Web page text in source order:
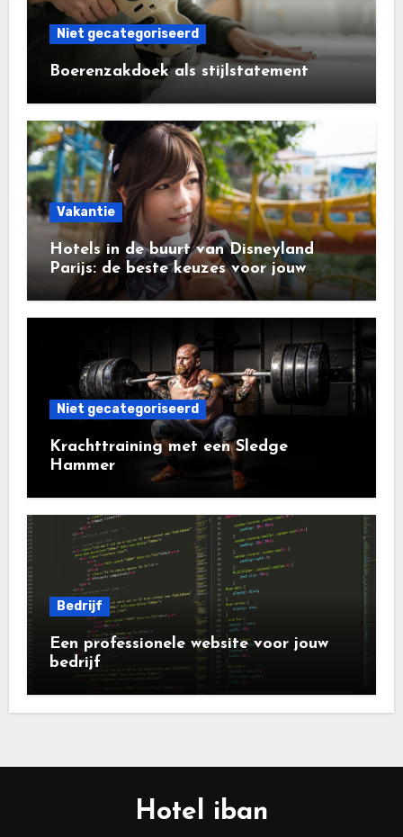
Niet gecategoriseerd
Boerenzakdoek als stijlstatement
Vakantie
Hotels in de buurt van Disneyland
Parijs: de beste keuzes voor jouw
vakantie
Niet gecategoriseerd
Krachttraining met een Sledge
Hammer
Bedrijf
Een professionele website voor jouw
bedrijf
Hotel iban